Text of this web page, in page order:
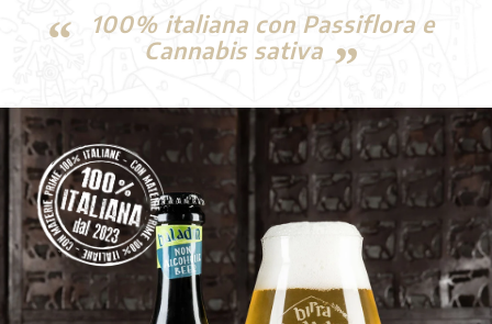
100% italiana con Passiflora e
Cannabis sativa